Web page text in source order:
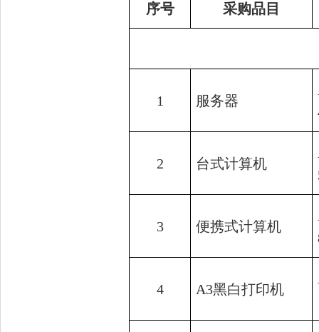
序号 采购品目
1 服务器
2 台式计算机
3 便携式计算机
4 A3黑白打印机